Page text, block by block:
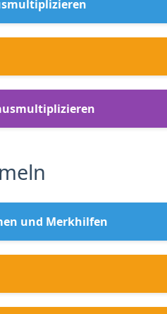
und Merkhilfen